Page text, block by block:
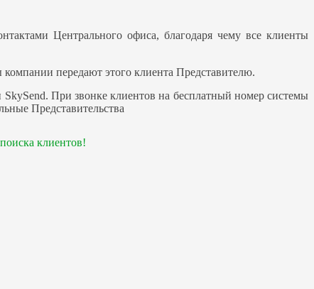
Центрального офиса, благодаря чему все клиенты
передают этого клиента Представителю.
При звонке клиентов на бесплатный номер системы
Представительства
клиентов!